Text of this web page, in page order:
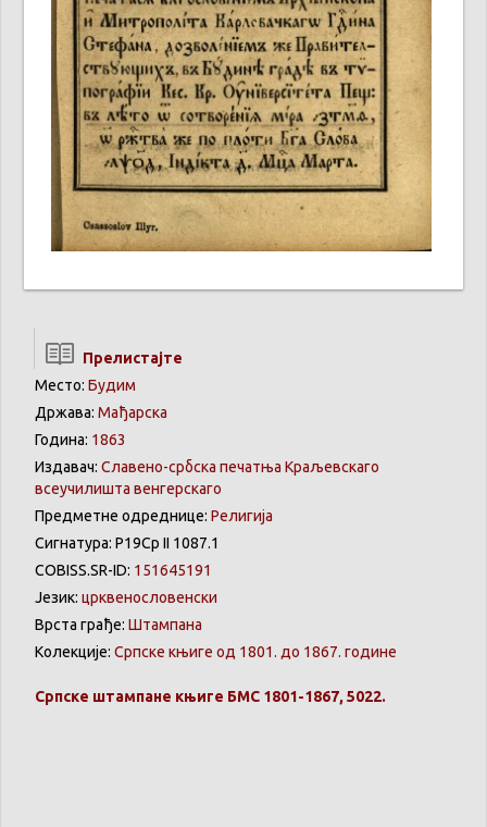
Прелистајте
Место: Будим
Држава: Мађарска
Година: 1863
Издавач: Славено-србска печатња Краљевскаго
всеучилишта венгерскаго
Предметне одреднице: Религија
Сигнатура: Р19Ср II 1087.1
COBISS.SR-ID: 151645191
Језик: црквенословенски
Врста грађе: Штампана
Колекције: Српске књиге од 1801. до 1867. године
Српске штампане књиге БМС 1801-1867, 5022.